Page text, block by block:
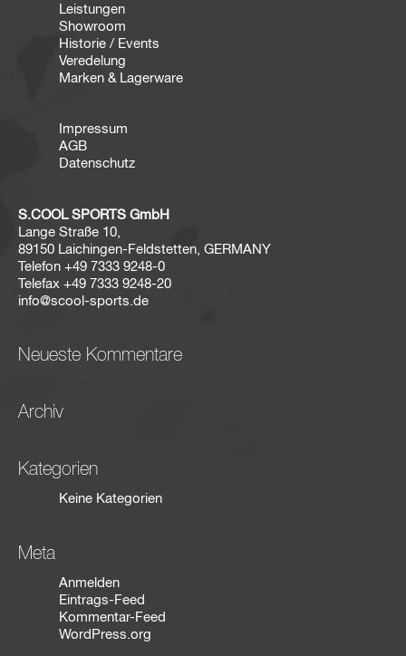
Leistungen
Showroom
Historie / Events
Veredelung
Marken & Lagerware
Impressum
AGB
Datenschutz
S.COOL SPORTS GmbH
Lange Straße 10,
89150 Laichingen-Feldstetten, GERMANY
Telefon +49 7333 9248-0
Telefax +49 7333 9248-20
info@scool-sports.de
Neueste Kommentare
Archiv
Kategorien
Keine Kategorien
Meta
Anmelden
Eintrags-Feed
Kommentar-Feed
WordPress.org